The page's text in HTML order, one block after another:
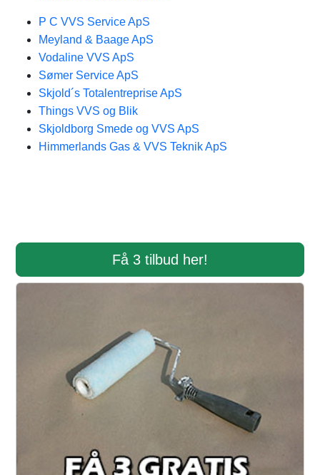
P C VVS Service ApS
Meyland & Baage ApS
Vodaline VVS ApS
Sømer Service ApS
Skjold´s Totalentreprise ApS
Things VVS og Blik
Skjoldborg Smede og VVS ApS
Himmerlands Gas & VVS Teknik ApS
Få 3 tilbud her!